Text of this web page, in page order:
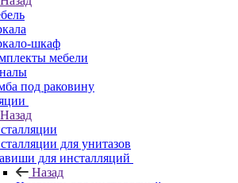
шкаф
мебели
под раковину
Назад
для унитазов
для инсталляций
Назад